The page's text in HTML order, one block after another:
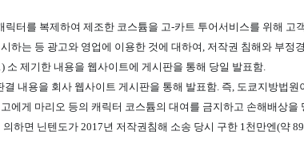
터를 복제하여 제조한 코스튬을 고-카트 투어서비스를 위해 고
하는 등 광고와 영업에 이용한 것에 대하여, 저작권 침해와 부정
소 제기한 내용을 웹사이트에 게시판을 통해 당일 발표함.
내용을 회사 웹사이트 게시판을 통해 발표함. 즉, 도쿄지방법원
에게 마리오 등의 캐릭터 코스튬의 대여를 금지하고 손해배상을
하면 닌텐도가 2017년 저작권침해 소송 당시 구한 1천만엔(약